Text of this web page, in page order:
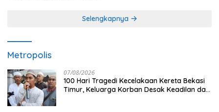
Selengkapnya
Metropolis
07/08/2026
100 Hari Tragedi Kecelakaan Kereta Bekasi
Timur, Keluarga Korban Desak Keadilan dan